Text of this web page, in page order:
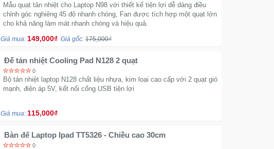
Mẫu quạt tản nhiệt cho Laptop N98 với thiết kế tiện lợi dễ dàng điều
chỉnh góc nghiêng 45 độ nhanh chóng, Fan được tích hợp một quạt lớn
cho khả năng làm mát nhanh chóng và hiệu quả.
Giá mua: 149,000₫ Giá gốc: 175,000₫
Đế tản nhiệt Cooling Pad N128 2 quạt
0
Bộ tản nhiệt laptop N128 chất liệu nhựa, kim loại cao cấp với 2 quạt gió
mạnh, điện áp 5V, kết nối cổng USB tiện lợi
Giá mua: 115,000₫
Bàn để Laptop Ipad TT5326 - Chiều cao 30cm
0